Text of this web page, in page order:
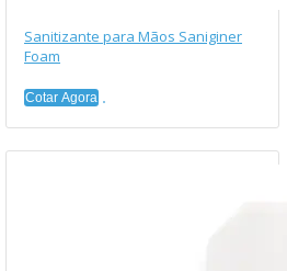
Sanitizante para Mãos Saniginer
Foam
Cotar Agora